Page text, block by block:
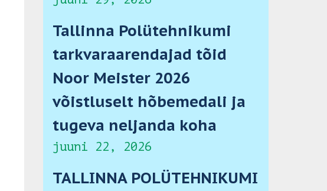
Tallinna Polütehnikumi
tarkvaraarendajad tõid
Noor Meister 2026
võistluselt hõbemedali ja
tugeva neljanda koha
juuni 22, 2026
TALLINNA POLÜTEHNIKUMI